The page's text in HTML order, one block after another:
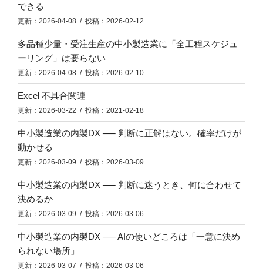
できる
更新：2026-04-08 / 投稿：2026-02-12
多品種少量・受注生産の中小製造業に「全工程スケジュ
ーリング」は要らない
更新：2026-04-08 / 投稿：2026-02-10
Excel 不具合関連
更新：2026-03-22 / 投稿：2021-02-18
中小製造業の内製DX ── 判断に正解はない。確率だけが
動かせる
更新：2026-03-09 / 投稿：2026-03-09
中小製造業の内製DX ── 判断に迷うとき、何に合わせて
決めるか
更新：2026-03-09 / 投稿：2026-03-06
中小製造業の内製DX ── AIの使いどころは「一意に決め
られない場所」
更新：2026-03-07 / 投稿：2026-03-06